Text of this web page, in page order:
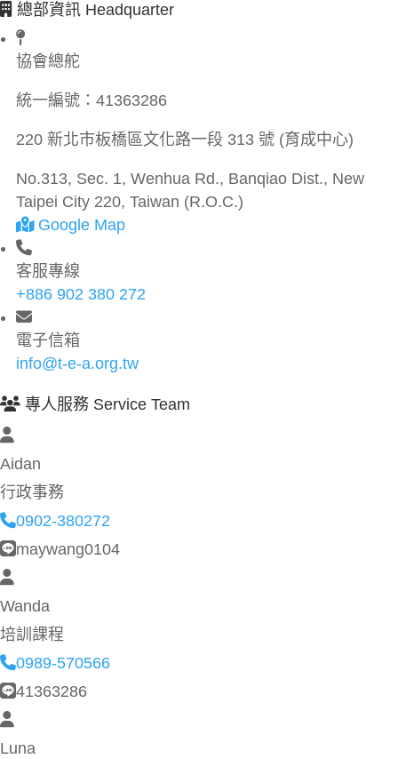
總部資訊 Headquarter
協會總舵
統一編號： 41363286
220 新北市板橋區文化路一段 313 號 (育成中心)
No.313, Sec. 1, Wenhua Rd., Banqiao Dist., New
Taipei City 220, Taiwan (R.O.C.)
Google Map
客服專線
+886 902 380 272
電子信箱
info@t-e-a.org.tw
專人服務 Service Team
Aidan
行政事務
0902-380272
maywang0104
Wanda
培訓課程
0989-570566
41363286
Luna